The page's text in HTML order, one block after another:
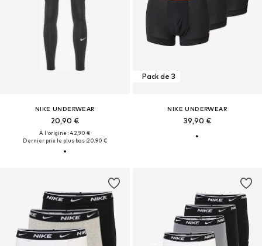
NIKE UNDERWEAR
20,90 €
À l'origine : 42,90 €
Dernier prix le plus bas :20,90 €
Pack de 3
NIKE UNDERWEAR
39,90 €